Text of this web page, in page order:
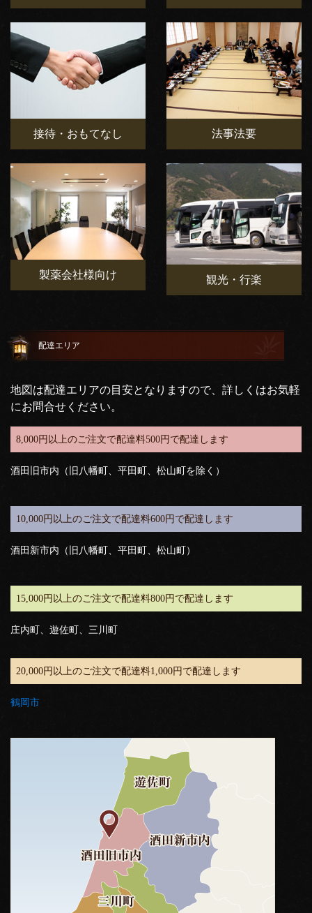
接待・おもてなし 法事法要
製薬会社様向け 観光・行楽
配達エリア
地図は配達エリアの目安となりますので、詳しくはお気軽
にお問合せください。
8,000円以上のご注文で配達料500円で配達します
酒田旧市内（旧八幡町、平田町、松山町を除く）
10,000円以上のご注文で配達料600円で配達します
酒田新市内（旧八幡町、平田町、松山町）
15,000円以上のご注文で配達料800円で配達します
庄内町、遊佐町、三川町
20,000円以上のご注文で配達料1,000円で配達します
鶴岡市